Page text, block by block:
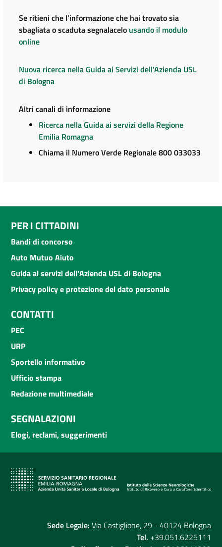
Se ritieni che l'informazione che hai trovato sia
sbagliata o scaduta segnalacelo usando il modulo
online
Nuova ricerca nella Guida ai Servizi dell'Azienda USL
di Bologna
Altri canali di informazione
Ricerca nella Guida ai servizi della Regione
Emilia Romagna
Chiama il Numero Verde Regionale 800 033033
PER I CITTADINI
Bandi di concorso
Auto Mutuo Aiuto
Guida ai servizi dell'Azienda USL di Bologna
Privacy policy e protezione del dato personale
CONTATTI
PEC
URP
Sportello informativo
Ufficio stampa
Redazione multimediale
SEGNALAZIONI
Elogi, reclami, suggerimenti
Sede Legale: Via Castiglione, 29 - 40124 Bologna
Tel. +39.051.6225111